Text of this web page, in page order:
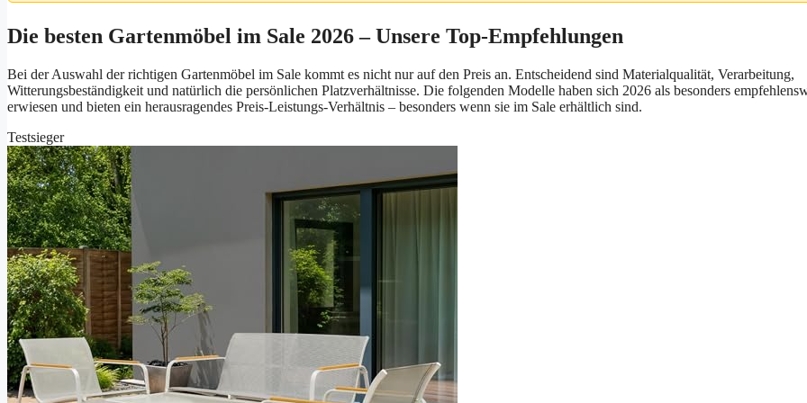
Die besten Gartenmöbel im Sale 2026 – Unsere Top-Empfehlungen
Bei der Auswahl der richtigen Gartenmöbel im Sale kommt es nicht nur auf den Preis an. Entscheidend sind Materialqualität, Verarbeitung,
Witterungsbeständigkeit und natürlich die persönlichen Platzverhältnisse. Die folgenden Modelle haben sich 2026 als besonders
erwiesen und bieten ein herausragendes Preis-Leistungs-Verhältnis – besonders wenn sie im Sale erhältlich sind.
Testsieger